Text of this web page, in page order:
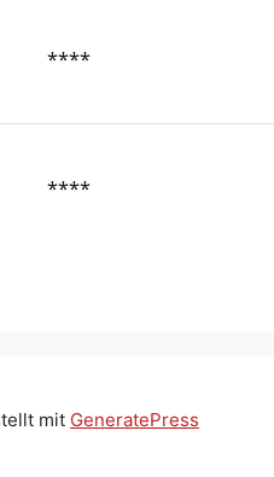
****
****
mit GeneratePress